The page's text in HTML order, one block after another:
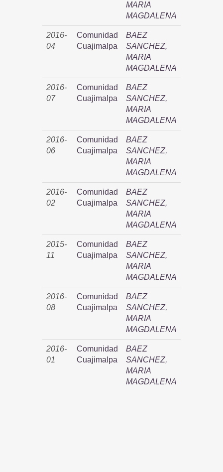
MARIA
MAGDALENA
2016-
04
Comunidad
Cuajimalpa
BAEZ
SANCHEZ,
MARIA
MAGDALENA
2016-
07
Comunidad
Cuajimalpa
BAEZ
SANCHEZ,
MARIA
MAGDALENA
2016-
06
Comunidad
Cuajimalpa
BAEZ
SANCHEZ,
MARIA
MAGDALENA
2016-
02
Comunidad
Cuajimalpa
BAEZ
SANCHEZ,
MARIA
MAGDALENA
2015-
11
Comunidad
Cuajimalpa
BAEZ
SANCHEZ,
MARIA
MAGDALENA
2016-
08
Comunidad
Cuajimalpa
BAEZ
SANCHEZ,
MARIA
MAGDALENA
2016-
01
Comunidad
Cuajimalpa
BAEZ
SANCHEZ,
MARIA
MAGDALENA